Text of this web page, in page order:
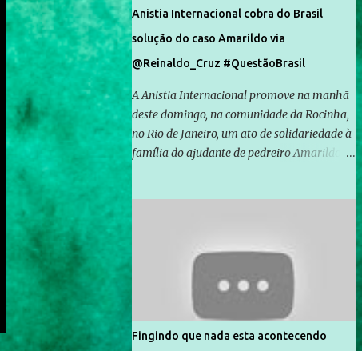
Anistia Internacional cobra do Brasil
solução do caso Amarildo via
@Reinaldo_Cruz #QuestãoBrasil
A Anistia Internacional promove na manhã
deste domingo, na comunidade da Rocinha,
no Rio de Janeiro, um ato de solidariedade à
família do ajudante de pedreiro Amarildo de
Rocinha. A assessora de Direitos Humanos
da Anistia Internacional, Renata Neder, disse
à Agência Brasil que ações e atividades de
mobilização são feitas normalmente pela
organização não governamental. As ações
de solidariedade são promovidas em apoio
Fingindo que nada esta acontecendo